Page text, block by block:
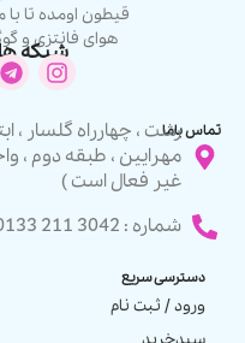
قیطون اومده تا
هوای فانتزی و
شبکه
تماس بامارشت ، چهارراه گلسار ،
مهرایین ، طبقه دوم ،
غیر فعال است )
شماره : 3042 211 0133
دسترسی سریع
ورود / ثبت نام